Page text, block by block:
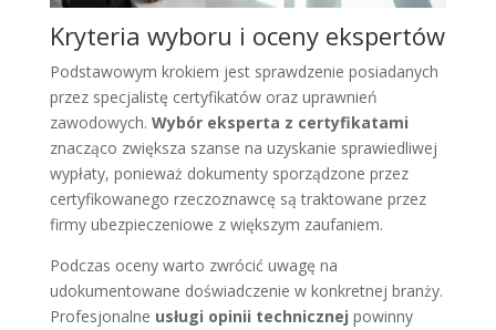
Kryteria wyboru i oceny ekspertów
Podstawowym krokiem jest sprawdzenie posiadanych
przez specjalistę certyfikatów oraz uprawnień
zawodowych. Wybór eksperta z certyfikatami
znacząco zwiększa szanse na uzyskanie sprawiedliwej
wypłaty, ponieważ dokumenty sporządzone przez
certyfikowanego rzeczoznawcę są traktowane przez
firmy ubezpieczeniowe z większym zaufaniem.
Podczas oceny warto zwrócić uwagę na
udokumentowane doświadczenie w konkretnej branży.
Profesjonalne usługi opinii technicznej powinny